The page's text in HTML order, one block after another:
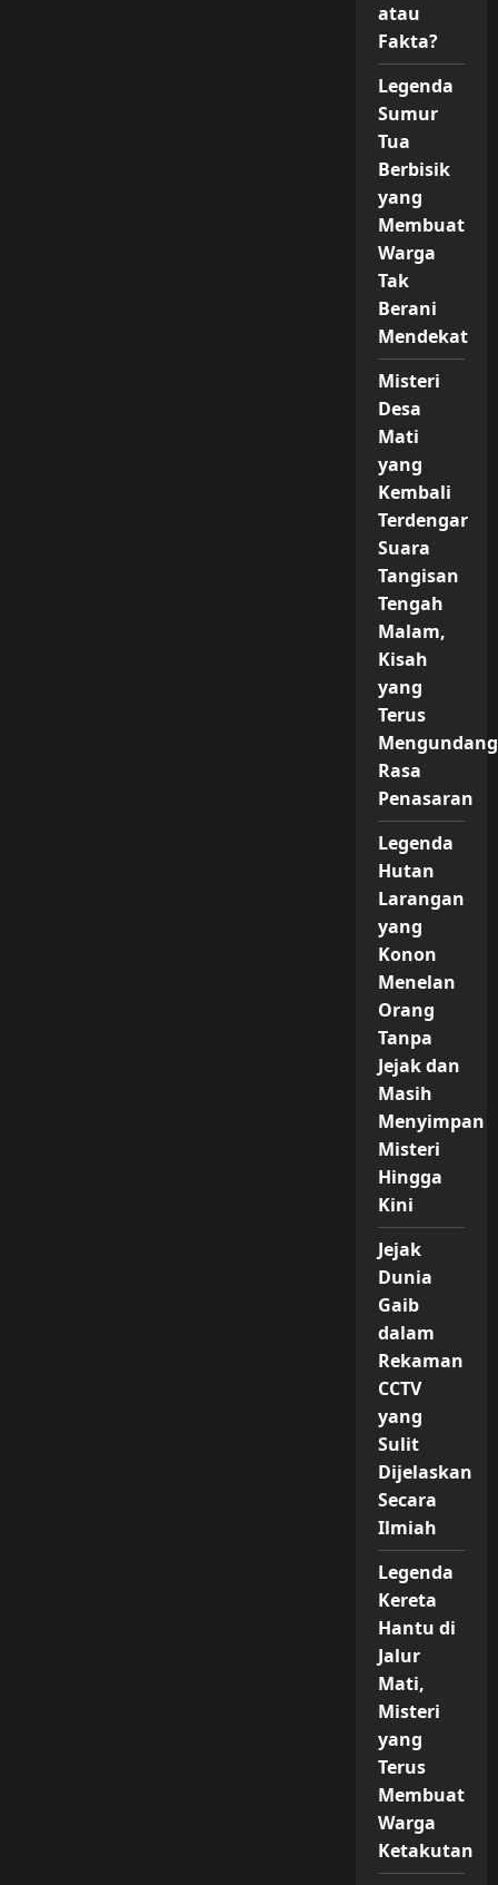
atau
Fakta?
Legenda
Sumur
Tua
Berbisik
yang
Membuat
Warga
Tak
Berani
Mendekat
Misteri
Desa
Mati
yang
Kembali
Terdengar
Suara
Tangisan
Tengah
Malam,
Kisah
yang
Terus
Mengundang
Rasa
Penasaran
Legenda
Hutan
Larangan
yang
Konon
Menelan
Orang
Tanpa
Jejak dan
Masih
Menyimpan
Misteri
Hingga
Kini
Jejak
Dunia
Gaib
dalam
Rekaman
CCTV
yang
Sulit
Dijelaskan
Secara
Ilmiah
Legenda
Kereta
Hantu di
Jalur
Mati,
Misteri
yang
Terus
Membuat
Warga
Ketakutan